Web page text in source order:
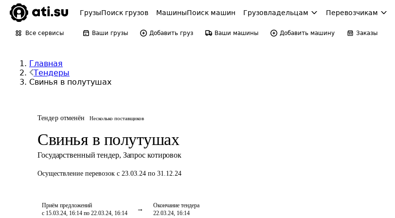
ГрузыПоиск грузов МашиныПоиск машин Грузовладельцам Перевозчикам
Все сервисы Ваши грузы Добавить груз Ваши машины Добавить машину Заказы
Главная
Тендеры
Свинья в полутушах
Тендер отменён Несколько поставщиков
Свинья в полутушах
Государственный тендер, Запрос котировок
Осуществление перевозок с 23.03.24 по 31.12.24
Приём предложений
с 15.03.24, 16:14 по 22.03.24, 16:14
Окончание тендера
22.03.24, 16:14